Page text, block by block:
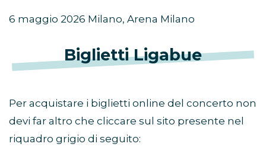
6 maggio 2026 Milano, Arena Milano
Biglietti Ligabue
Per acquistare i biglietti online del concerto non
devi far altro che cliccare sul sito presente nel
riquadro grigio di seguito: